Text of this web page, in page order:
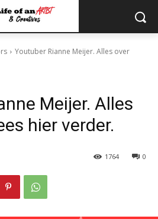
Youtuber Rianne Meijer. Alles over
Meijer. Alles
hier verder.
0
1764